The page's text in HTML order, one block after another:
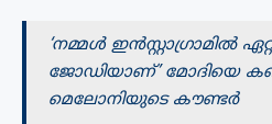
‘നമ്മൾ ഇൻസ്റ്റാഗ്രാമിൽ
ജോഡിയാണ്’ മോദിയെ
മെലോനിയുടെ കൗണ്ടർ